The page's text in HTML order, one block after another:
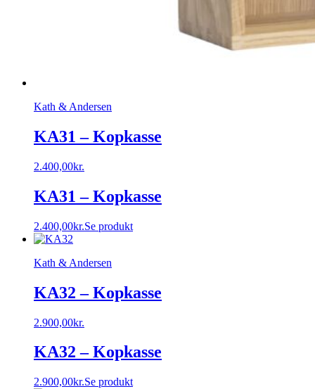
Kath & Andersen
KA31 – Kopkasse
2.400,00kr.
KA31 – Kopkasse
2.400,00kr.Se produkt
Kath & Andersen
KA32 – Kopkasse
2.900,00kr.
KA32 – Kopkasse
2.900,00kr.Se produkt